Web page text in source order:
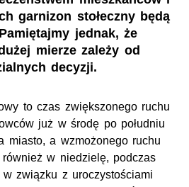
garnizon stołeczny będą
jednak, że
mierze zależy od
decyzji.
to czas zwiększonego ruchu
już w środę po południu
miasto, a wzmożonego ruchu
w niedzielę, podczas
związku z uroczystościami